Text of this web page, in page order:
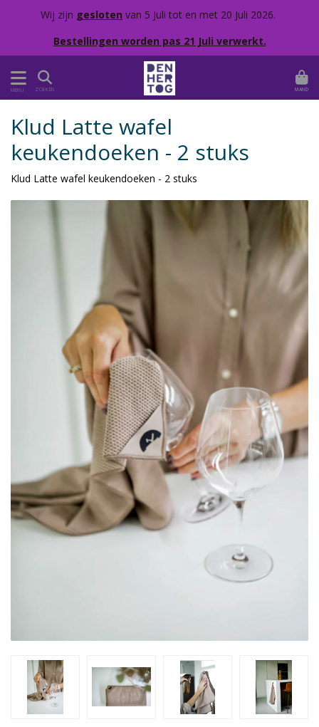
Wij zijn gesloten van 5 Juli tot en met 20 Juli 2026.
Bestellingen worden pas 21 Juli verwerkt.
MENU ZOEKEN MAND
Klud Latte wafel
keukendoeken - 2 stuks
Klud Latte wafel keukendoeken - 2 stuks